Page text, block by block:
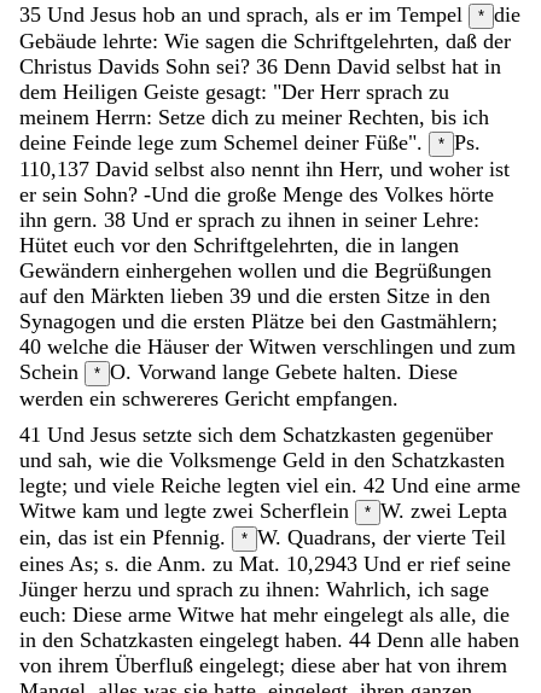
35 Und Jesus hob an und sprach, als er im Tempel * die
Gebäude lehrte: Wie sagen die Schriftgelehrten, daß der
Christus Davids Sohn sei? 36 Denn David selbst hat in
dem Heiligen Geiste gesagt: "Der Herr sprach zu
meinem Herrn: Setze dich zu meiner Rechten, bis ich
deine Feinde lege zum Schemel deiner Füße". * Ps.
110,137 David selbst also nennt ihn Herr, und woher ist
er sein Sohn? -Und die große Menge des Volkes hörte
ihn gern. 38 Und er sprach zu ihnen in seiner Lehre:
Hütet euch vor den Schriftgelehrten, die in langen
Gewändern einhergehen wollen und die Begrüßungen
auf den Märkten lieben 39 und die ersten Sitze in den
Synagogen und die ersten Plätze bei den Gastmählern;
40 welche die Häuser der Witwen verschlingen und zum
Schein
* O. Vorwand lange Gebete halten. Diese
werden ein schwereres Gericht empfangen.
41 Und Jesus setzte sich dem Schatzkasten gegenüber
und sah, wie die Volksmenge Geld in den Schatzkasten
legte; und viele Reiche legten viel ein. 42 Und eine arme
Witwe kam und legte zwei Scherflein * W. zwei Lepta
ein, das ist ein Pfennig. * W. Quadrans, der vierte Teil
eines As; s. die Anm. zu Mat. 10,2943 Und er rief seine
Jünger herzu und sprach zu ihnen: Wahrlich, ich sage
euch: Diese arme Witwe hat mehr eingelegt als alle, die
in den Schatzkasten eingelegt haben. 44 Denn alle haben
von ihrem Überfluß eingelegt; diese aber hat von ihrem